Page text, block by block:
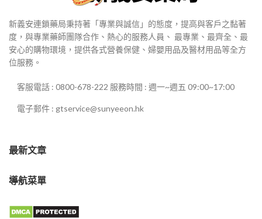
新義安連鎖藥局秉持著「專業與誠信」的態度，提高與客戶之黏著
度，與專業藥師團隊合作、熱心的服務人員、 最專業、最齊全、最
安心的購物環境，提供各式營養保健、婦嬰用品及醫材用品等全方
位服務。
客服電話 : 0800-678-222 服務時間 : 週一~週五 09:00~17:00
電子郵件 : gtservice@sunyeeon.hk
最新文章
導航菜單